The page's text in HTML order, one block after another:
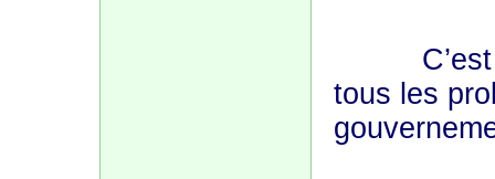
C’est un
tous les